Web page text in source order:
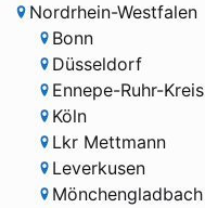
Nordrhein-Westfalen
Bonn
Düsseldorf
Ennepe-Ruhr-Kreis
Köln
Lkr Mettmann
Leverkusen
Mönchengladbach